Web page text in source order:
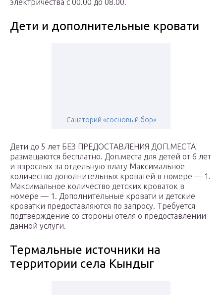
электричества с 00.00 до 08.00.
Дети и дополнительные кровати
Санаторий «сосновый бор»
Дети до 5 лет БЕЗ ПРЕДОСТАВЛЕНИЯ ДОП.МЕСТА
размещаются бесплатно. Доп.места для детей от 6 лет
и взрослых за отдельную плату Максимальное
количество дополнительных кроватей в номере — 1.
Максимальное количество детских кроваток в
номере — 1. Дополнительные кровати и детские
кроватки предоставляются по запросу. Требуется
подтверждение со стороны отеля о предоставлении
данной услуги.
Термальные источники на
территории села Кындыг